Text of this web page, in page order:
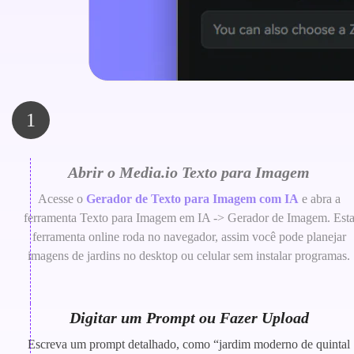
1
Abrir o Media.io Texto para Imagem
Acesse o Gerador de Texto para Imagem com IA e abra a
ferramenta Texto para Imagem em IA -> Gerador de Imagem. Esta
ferramenta online roda no navegador, assim você pode planejar
imagens de jardins no desktop ou celular sem instalar programas.
Digitar um Prompt ou Fazer Upload
Escreva um prompt detalhado, como “jardim moderno de quintal